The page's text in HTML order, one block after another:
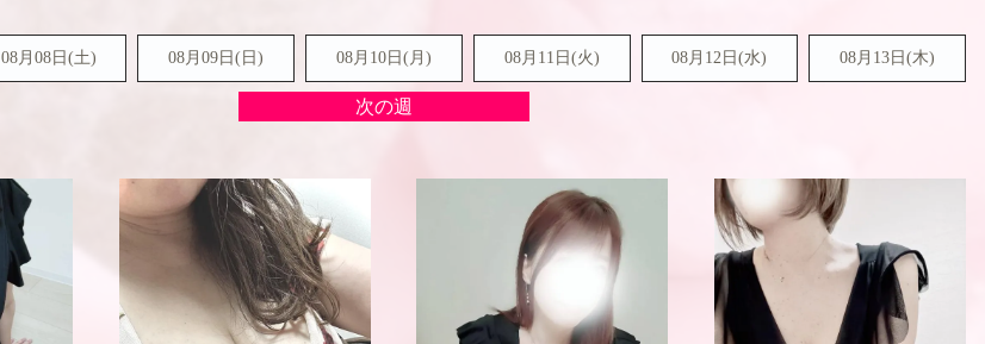
08月08日(土) 08月09日( 日) 08月10日(月) 08月11日(火) 08月12日(水) 08月13日(木)
次の週